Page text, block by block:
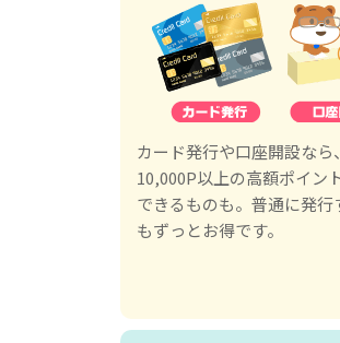
カード発行や口座開設なら
10,000P以上の高額ポイン
できるものも。普通に発行
もずっとお得です。